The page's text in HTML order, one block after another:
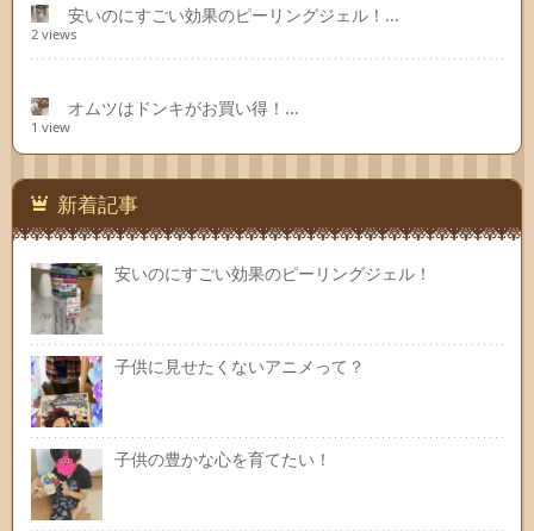
安いのにすごい効果のピーリングジェル！...
2 views
オムツはドンキがお買い得！...
1 view
新着記事
安いのにすごい効果のピーリングジェル！
子供に見せたくないアニメって？
子供の豊かな心を育てたい！